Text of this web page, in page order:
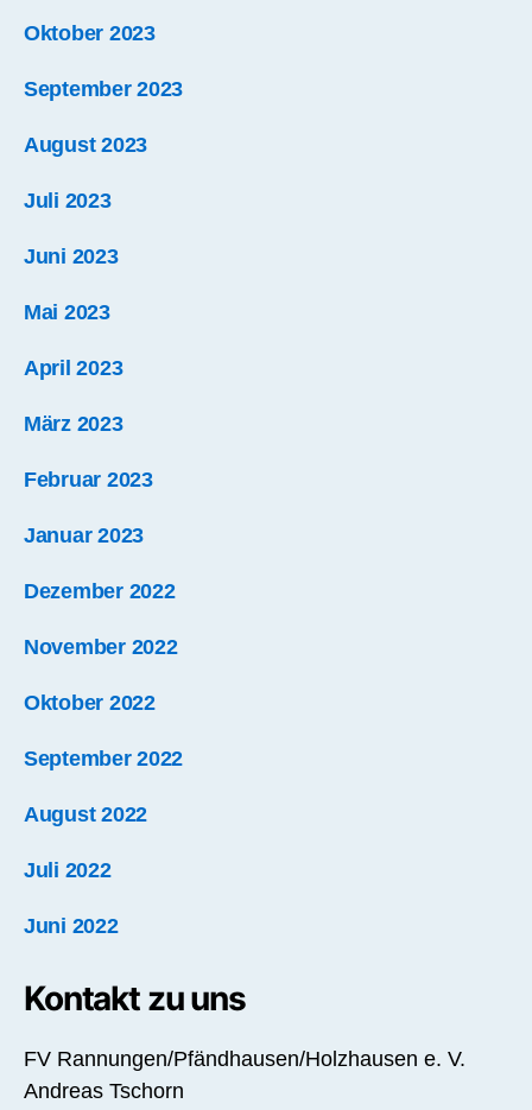
Oktober 2023
September 2023
August 2023
Juli 2023
Juni 2023
Mai 2023
April 2023
März 2023
Februar 2023
Januar 2023
Dezember 2022
November 2022
Oktober 2022
September 2022
August 2022
Juli 2022
Juni 2022
Kontakt zu uns
FV Rannungen/Pfändhausen/Holzhausen e. V.
Andreas Tschorn